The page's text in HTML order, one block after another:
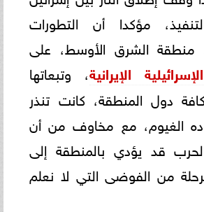
مؤكدا أن التطورات
منطقة الشرق الأوسط، على
الإيرانية، وتبعاتها
دول المنطقة، كانت تنذر
الغيوم، مع مخاوف من أن
قد يؤدي بالمنطقة إلى
من الفوضى التي لا نعلم